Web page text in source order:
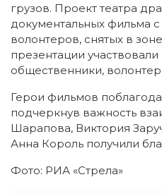
грузов. Проект театра
документальных фильма
волонтеров, снятых в
презентации
общественники,
Герои фильмов
подчеркнув важность
Шарапова, Виктория
Анна Король получили
Фото: РИА «Стрела»